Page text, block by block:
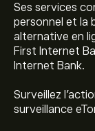
Ses services
personnel et la
alternative en
First Internet
Internet Bank.
Surveillez
surveillance
Le prix actuel